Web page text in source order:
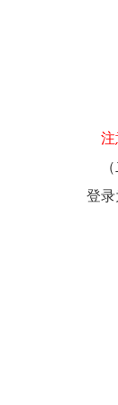
注
（
登录